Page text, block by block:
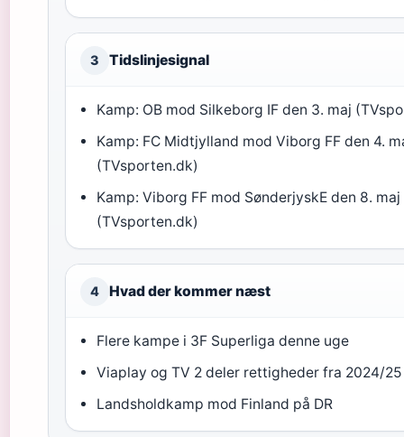
3 Tidslinjesignal
Kamp: OB mod Silkeborg IF den 3. maj
Kamp: FC Midtjylland mod Viborg FF den 4.
(TVsporten.dk)
Kamp: Viborg FF mod SønderjyskE den 8. maj
(TVsporten.dk)
4 Hvad der kommer næst
Flere kampe i 3F Superliga denne uge
Viaplay og TV 2 deler rettigheder fra 2024/25
Landsholdkamp mod Finland på DR